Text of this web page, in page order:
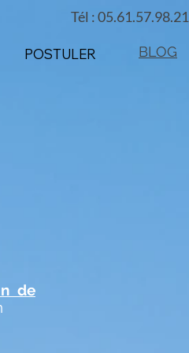
Tél : 05.61.57.98.21
POSTULER BLOG
de